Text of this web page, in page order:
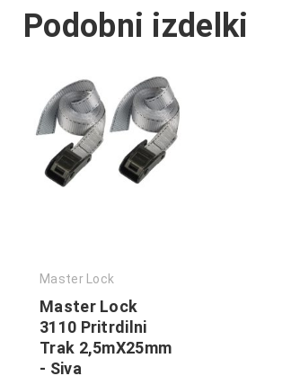
Podobni izdelki
Master Lock
Master Lock
3110 Pritrdilni
Trak 2,5mX25mm
- Siva